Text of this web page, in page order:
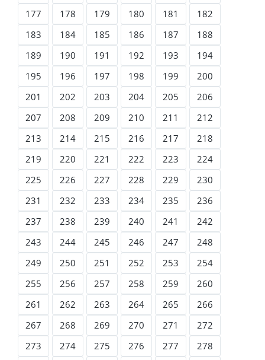
177
178 179 180 181
182
183
184 185 186 187
188
189
190 191 192 193
194
195
196 197 198 199
200
201
202 203 204 205
206
207
208 209 210 211
212
213
214 215 216 217
218
219
220 221 222 223
224
225
226 227 228 229
230
231
232 233 234 235
236
237
238 239 240 241
242
243
244 245 246 247
248
249
250 251 252 253
254
255
256 257 258 259
260
261
262 263 264 265
266
267
268 269 270 271
272
273
274 275 276 277
278